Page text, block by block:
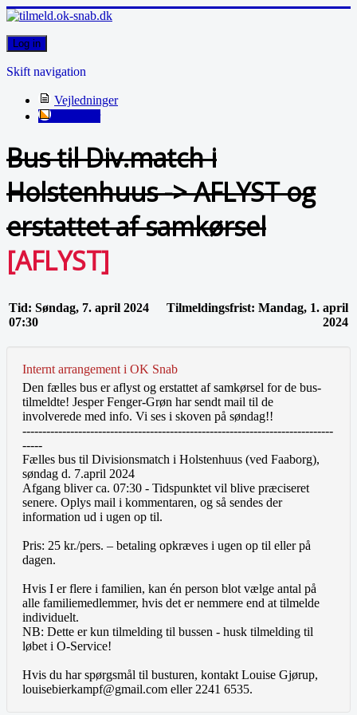
Log in
Skift navigation
Vejledninger
Bus til Div.match i
Holstenhuus -> AFLYST og
erstattet af samkørsel
[AFLYST]
Tid: Søndag, 7. april 2024
07:30
Tilmeldingsfrist: Mandag, 1. april
2024
Internt arrangement i OK Snab
Den fælles bus er aflyst og erstattet af samkørsel for de bus-
tilmeldte! Jesper Fenger-Grøn har sendt mail til de
involverede med info. Vi ses i skoven på søndag!!
------------------------------------------------------------------------------
-----
Fælles bus til Divisionsmatch i Holstenhuus (ved Faaborg),
søndag d. 7.april 2024
Afgang bliver ca. 07:30 - Tidspunktet vil blive præciseret
senere. Oplys mail i kommentaren, og så sendes der
information ud i ugen op til.
Pris: 25 kr./pers. – betaling opkræves i ugen op til eller på
dagen.
Hvis I er flere i familien, kan én person blot vælge antal på
alle familiemedlemmer, hvis det er nemmere end at tilmelde
individuelt.
NB: Dette er kun tilmelding til bussen - husk tilmelding til
løbet i O-Service!
Hvis du har spørgsmål til busturen, kontakt Louise Gjørup,
louisebierkampf@gmail.com eller 2241 6535.